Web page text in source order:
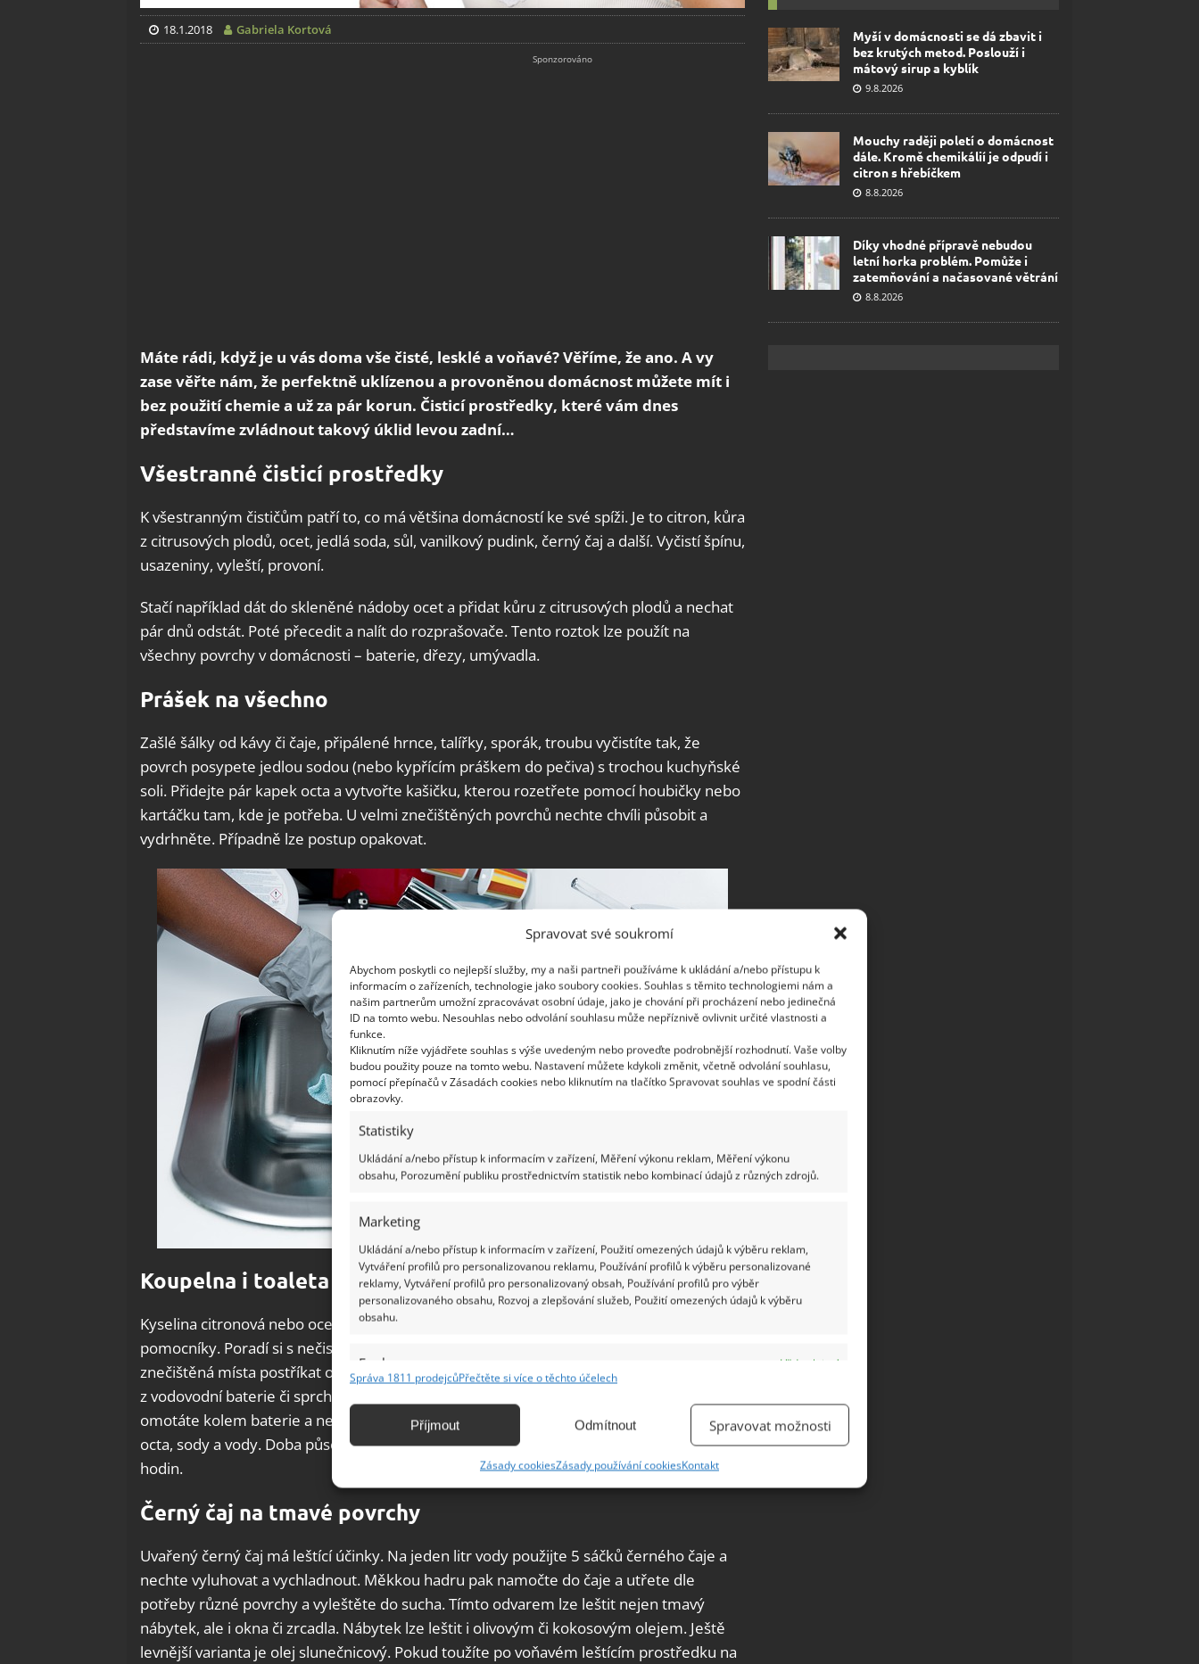
Spravovat své soukromí
Abychom poskytli co nejlepší služby, my a naši partneři používáme k ukládání a/nebo přístupu k
informacím o zařízeních, technologie jako soubory cookies. Souhlas s těmito technologiemi nám a
našim partnerům umožní zpracovávat osobní údaje, jako je chování při procházení nebo jedinečná
ID na tomto webu. Nesouhlas nebo odvolání souhlasu může nepříznivě ovlivnit určité vlastnosti a
funkce.
Kliknutím níže vyjádřete souhlas s výše uvedeným nebo proveďte podrobnější rozhodnutí. Vaše volby
budou použity pouze na tomto webu. Nastavení můžete kdykoli změnit, včetně odvolání souhlasu,
pomocí přepínačů v Zásadách cookies nebo kliknutím na tlačítko Spravovat souhlas ve spodní části
obrazovky.
Statistiky
Ukládání a/nebo přístup k informacím v zařízení, Měření výkonu reklam, Měření výkonu
obsahu, Porozumění publiku prostřednictvím statistik nebo kombinací údajů z různých zdrojů.
Marketing
Ukládání a/nebo přístup k informacím v zařízení, Použití omezených údajů k výběru reklam,
Vytváření profilů pro personalizovanou reklamu, Používání profilů k výběru personalizované
reklamy, Vytváření profilů pro personalizovaný obsah, Používání profilů pro výběr
personalizovaného obsahu, Rozvoj a zlepšování služeb, Použití omezených údajů k výběru
obsahu.
Funkce
Vždy aktivní
Identifikace zařízení na základě automaticky přenášených informací.
základě aktivně vyžádaných informací.
Zajištění bezpečnosti, předcházení a zjišťování podvodů a
odstraňování chyb, Poskytování a zobrazování reklamy a obsahu,
Ukládání a sdělování voleb ochrany osobních údajů.
Správa 1811 prodejcůPřečtěte si více o těchto účelech
Příjmout Odmítnout Spravovat možnosti
Zásady cookiesZásady používání cookiesKontakt
18.1.2018 Gabriela Kortová
Máte rádi, když je u vás doma vše čisté, lesklé a voňavé? Věříme, že ano. A vy
zase věřte nám, že perfektně uklízenou a provoněnou domácnost můžete mít i
bez použití chemie a už za pár korun. Čisticí prostředky, které vám dnes
představíme zvládnout takový úklid levou zadní…
Všestranné čisticí prostředky
K všestranným čističům patří to, co má většina domácností ke své spíži. Je to citron, kůra
z citrusových plodů, ocet, jedlá soda, sůl, vanilkový pudink, černý čaj a další. Vyčistí špínu,
usazeniny, vyleští, provoní.
Stačí například dát do skleněné nádoby ocet a přidat kůru z citrusových plodů a nechat
pár dnů odstát. Poté přecedit a nalít do rozprašovače. Tento roztok lze použít na
všechny povrchy v domácnosti – baterie, dřezy, umývadla.
Prášek na všechno
Zašlé šálky od kávy či čaje, připálené hrnce, talířky, sporák, troubu vyčistíte tak, že
povrch posypete jedlou sodou (nebo kypřícím práškem do pečiva) s trochou kuchyňské
soli. Přidejte pár kapek octa a vytvořte kašičku, kterou rozetřete pomocí houbičky nebo
kartáčku tam, kde je potřeba. U velmi znečištěných povrchů nechte chvíli působit a
vydrhněte. Případně lze postup opakovat.
Koupelna i toaleta
Kyselina citronová nebo ocet jsou nejen výtečnými desinfekčními, ale i čisticími
pomocníky. Poradí si s nečistotami, špínou, vodním kamenem, ale i plísní. Stačí
znečištěná místa postříkat octem nebo citronovou šťávou a nechat působit. Kámen
z vodovodní baterie či sprchové hlavice dostanete tak, že namočíte hadr do octa a
omotáte kolem baterie a necháte působit. Sprchovou hlavici můžete ponořit do roztoku
octa, sody a vody. Doba působení závisí na intenzitě znečištění, od 15 minut po několik
hodin.
Černý čaj na tmavé povrchy
Uvařený černý čaj má leštící účinky. Na jeden litr vody použijte 5 sáčků černého čaje a
nechte vyluhovat a vychladnout. Měkkou hadru pak namočte do čaje a utřete dle
potřeby různé povrchy a vyleštěte do sucha. Tímto odvarem lze leštit nejen tmavý
nábytek, ale i okna či zrcadla. Nábytek lze leštit i olivovým či kokosovým olejem. Ještě
levnější varianta je olej slunečnicový. Pokud toužíte po voňavém leštícím prostředku na
Myší v domácnosti se dá zbavit i
bez krutých metod. Poslouží i
mátový sirup a kyblík
9.8.2026
Mouchy raději poletí o domácnost
dále. Kromě chemikálií je odpudí i
citron s hřebíčkem
8.8.2026
Díky vhodné přípravě nebudou
letní horka problém. Pomůže i
zatemňování a načasované větrání
8.8.2026